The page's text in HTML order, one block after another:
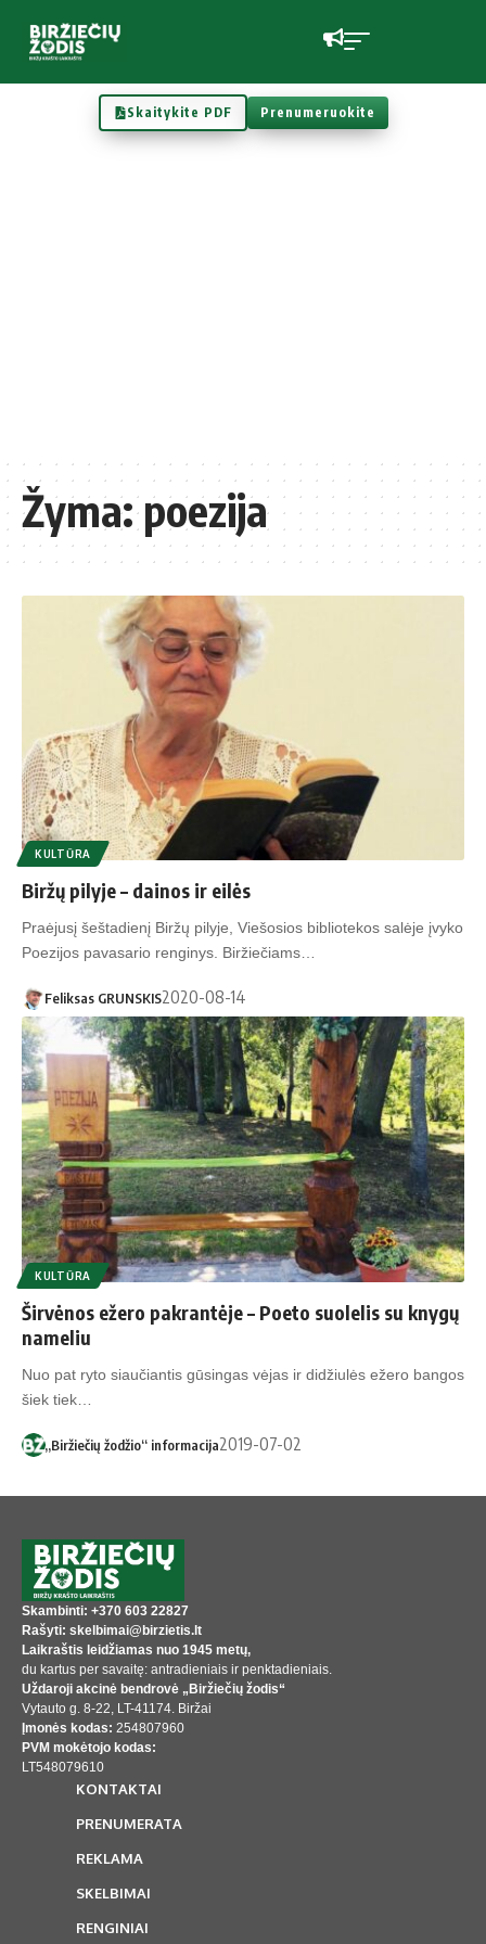
Skaitykite PDF Prenumeruokite
Žyma:poezija
KULTŪRA
Biržų pilyje – dainos ir eilės
Praėjusį šeštadienį Biržų pilyje, Viešosios bibliotekos salėje įvyko
Poezijos pavasario renginys. Biržiečiams…
Feliksas GRUNSKIS2020-08-14
KULTŪRA
Širvėnos ežero pakrantėje – Poeto suolelis su knygų
nameliu
Nuo pat ry­to siau­čian­tis gū­sin­gas vė­jas ir di­džiu­lės eže­ro ban­gos
šiek tiek…
„Biržiečių žodžio“ informacija2019-07-02
Skambinti: +370 603 22827
Rašyti: skelbimai@birzietis.lt
Laikraštis leidžiamas nuo 1945 metų,
du kartus per savaitę: antradieniais ir penktadieniais.
Uždaroji akcinė bendrovė „Biržiečių žodis“
Vytauto g. 8-22, LT-41174. Biržai
Įmonės kodas: 254807960
PVM mokėtojo kodas:
LT548079610
KONTAKTAI
PRENUMERATA
REKLAMA
SKELBIMAI
RENGINIAI